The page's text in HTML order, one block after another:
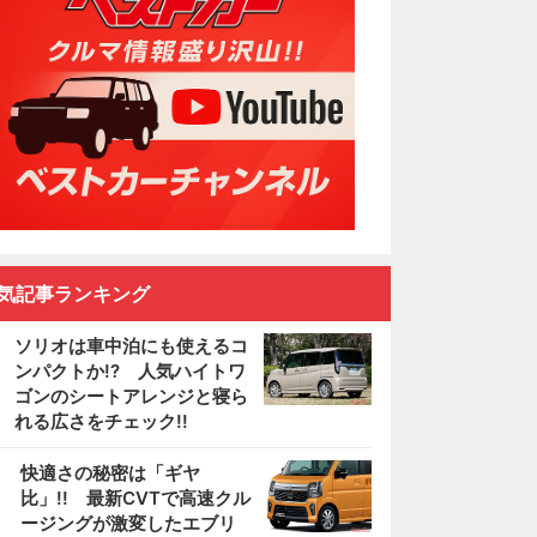
記事ランキング
ソリオは車中泊にも使えるコ
ンパクトか!? 人気ハイトワ
ゴンのシートアレンジと寝ら
れる広さをチェック!!
快適さの秘密は「ギヤ
比」!! 最新CVTで高速クル
ージングが激変したエブリ